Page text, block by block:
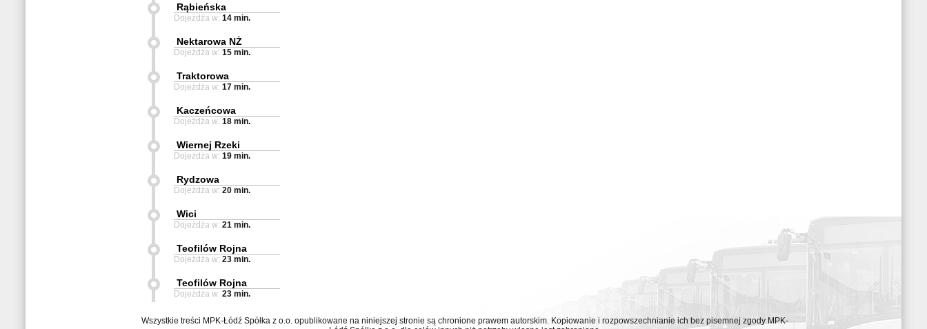
Rąbieńska
Dojeżdża w: 14 min.
Nektarowa NŻ
Dojeżdża w: 15 min.
Traktorowa
Dojeżdża w: 17 min.
Kaczeńcowa
Dojeżdża w: 18 min.
Wiernej Rzeki
Dojeżdża w: 19 min.
Rydzowa
Dojeżdża w: 20 min.
Wici
Dojeżdża w: 21 min.
Teofilów Rojna
Dojeżdża w: 23 min.
Teofilów Rojna
Dojeżdża w: 23 min.
Wszystkie treści MPK-Łódź Spółka z o.o. opublikowane na niniejszej stronie są chronione prawem autorskim. Kopiowanie i rozpowszechnianie ich bez pisemnej zgody MPK-